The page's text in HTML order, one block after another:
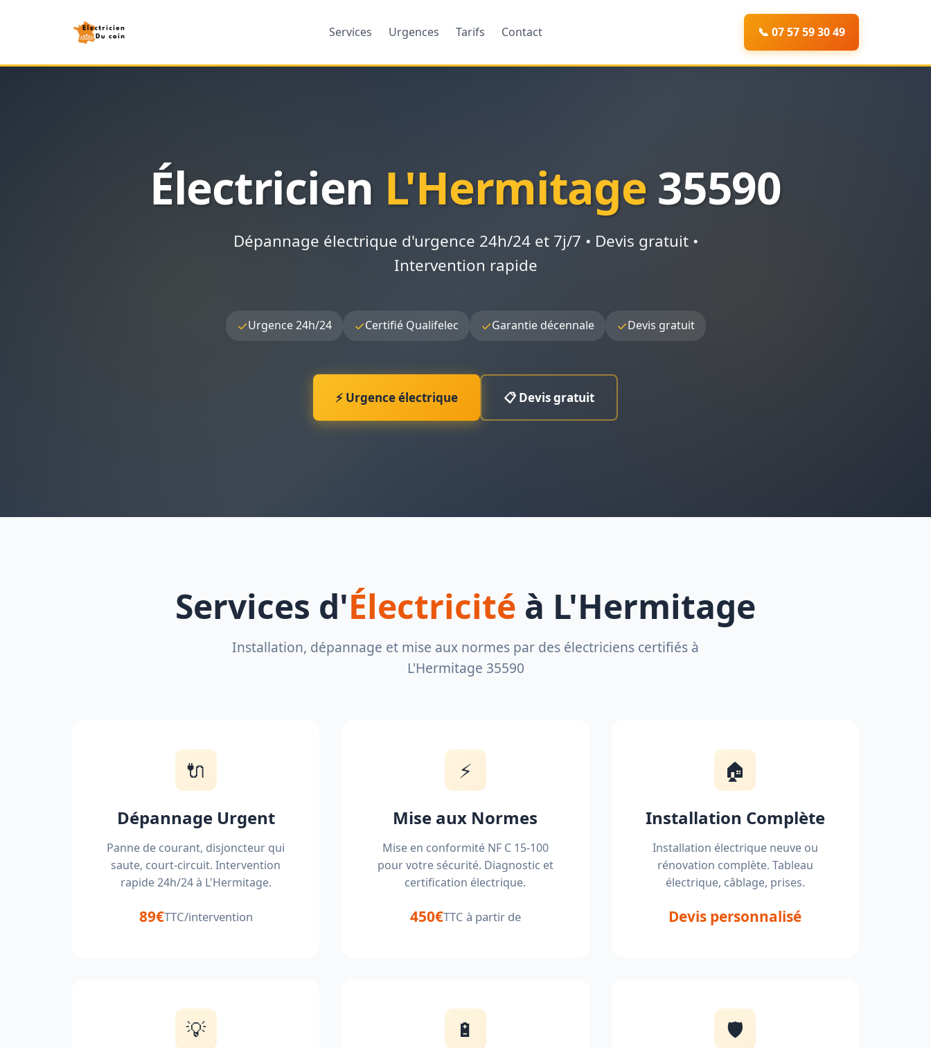
Services Urgences Tarifs Contact 📞 07 57 59 30 49
Électricien L'Hermitage 35590
Dépannage électrique d'urgence 24h/24 et 7j/7 • Devis gratuit •
Intervention rapide
✓Urgence 24h/24 ✓Certifié Qualifelec ✓Garantie décennale ✓Devis gratuit
⚡ Urgence électrique 📋 Devis gratuit
Services d'Électricité à L'Hermitage
Installation, dépannage et mise aux normes par des électriciens certifiés à
L'Hermitage 35590
🔌
Dépannage Urgent
Panne de courant, disjoncteur qui
saute, court-circuit. Intervention
rapide 24h/24 à L'Hermitage.
89€TTC/intervention
⚡
Mise aux Normes
Mise en conformité NF C 15-100
pour votre sécurité. Diagnostic et
certification électrique.
450€TTC à partir de
🏠
Installation Complète
Installation électrique neuve ou
rénovation complète. Tableau
électrique, câblage, prises.
Devis personnalisé
💡 🔋 🛡️